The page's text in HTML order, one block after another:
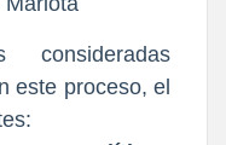
consideradas
este proceso, el